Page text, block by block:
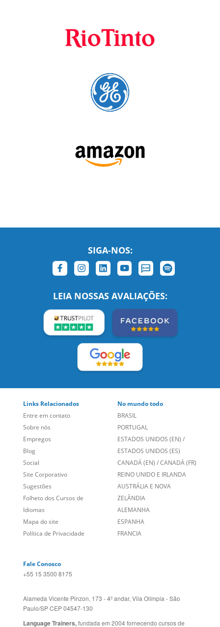
SIGA-NOS:
LEIA NOSSAS AVALIAÇÕES:
Links Relacionados
Entre em contato
Sobre nós
Empregos
Blog
Social
Site Corporativo
Sugestões
Folheto dos Cursos de
Idiomas
Mapa do site
Política de Privacidade
No mundo todo
BRASIL
PORTUGAL
ESTADOS UNIDOS (EN) /
ESTADOS UNIDOS (ES)
CANADÁ (EN) /CANADÁ (FR)
REINO UNIDO E IRLANDA
AUSTRÁLIA E NOVA
ZELÂNDIA
ALEMANHA
ESPANHA
FRANCIA
Fale Conosco
+55 15 3500 8175
Alameda Vicente Pinzon, 173 - 4º andar, Vila Olímpia - São
Paulo/SP CEP 04547-130
Language Trainers,fundada em 2004 fornecendo cursos de